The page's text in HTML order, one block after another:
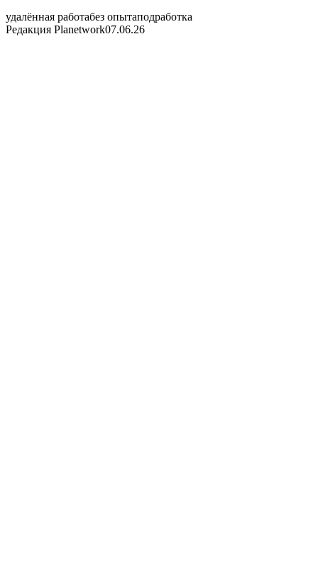
удалённая работабез опытаподработка
Редакция Planetwork07.06.26